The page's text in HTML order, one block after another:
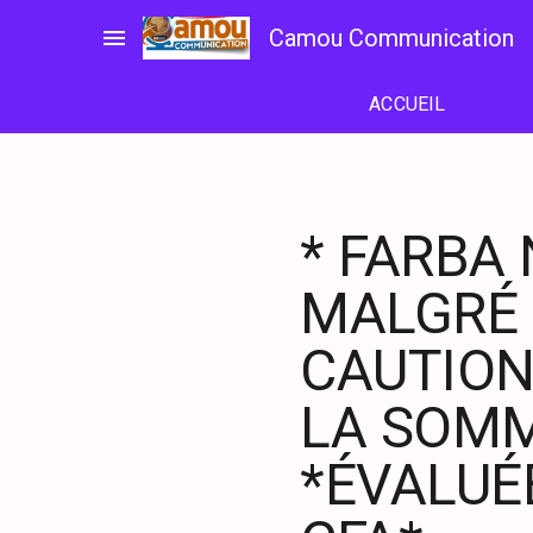
menu Camou Communication
ACCUEIL
* FARBA
LA